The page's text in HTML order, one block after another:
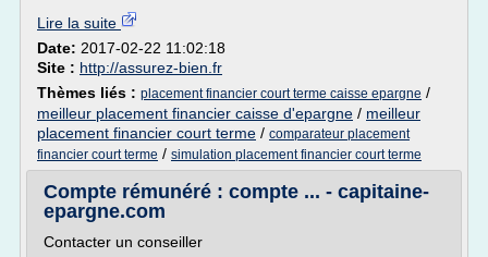
Lire la suite
Date: 2017-02-22 11:02:18
Site : http://assurez-bien.fr
Thèmes liés : placement financier court terme caisse epargne /
meilleur placement financier caisse d'epargne / meilleur
placement financier court terme / comparateur placement
financier court terme / simulation placement financier court terme
Compte rémunéré : compte ... - capitaine-
epargne.com
Contacter un conseiller